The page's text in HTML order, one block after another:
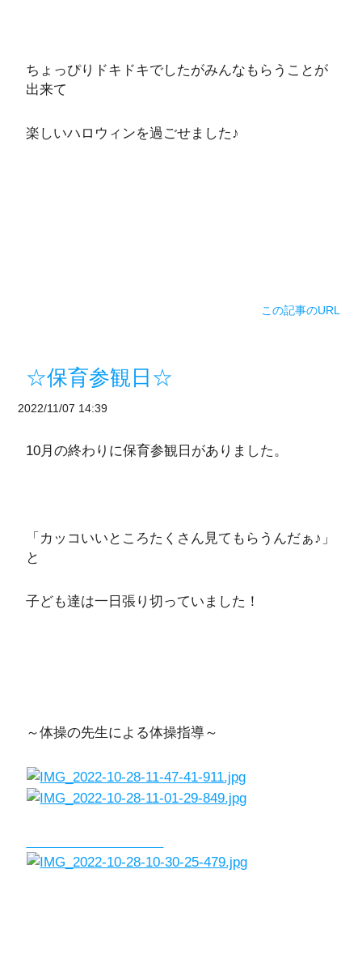
ちょっぴりドキドキでしたがみんなもらうことが
出来て
楽しいハロウィンを過ごせました♪
この記事のURL
☆保育参観日☆
2022/11/07 14:39
10月の終わりに保育参観日がありました。
「カッコいいところたくさん見てもらうんだぁ♪」
と
子ども達は一日張り切っていました！
～体操の先生による体操指導～